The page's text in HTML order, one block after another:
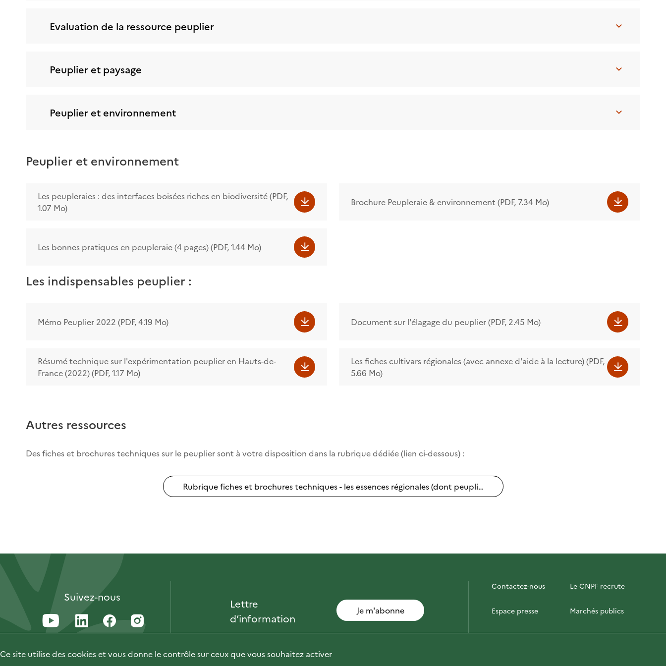
Evaluation de la ressource peuplier
Peuplier et paysage
Peuplier et environnement
Peuplier et environnement
Les peupleraies : des interfaces boisées riches en biodiversité (PDF,
1.07 Mo)
Brochure Peupleraie & environnement (PDF, 7.34 Mo)
Les bonnes pratiques en peupleraie (4 pages) (PDF, 1.44 Mo)
Les indispensables peuplier :
Mémo Peuplier 2022 (PDF, 4.19 Mo) Document sur l'élagage du peuplier (PDF, 2.45 Mo)
Résumé technique sur l'expérimentation peuplier en Hauts-de-
France (2022) (PDF, 1.17 Mo)
Les fiches cultivars régionales (avec annexe d'aide à la lecture) (PDF,
5.66 Mo)
Autres ressources
Des fiches et brochures techniques sur le peuplier sont à votre disposition dans la rubrique dédiée (lien ci-dessous) :
Rubrique fiches et brochures techniques - les essences régionales (dont peupli…
Suivez-nous
Lettre
d’information
Je m'abonne
Contactez-nous Le CNPF recrute
Espace presse Marchés publics
Photofor Briefly in English
Ce site utilise des cookies et vous donne le contrôle sur ceux que vous souhaitez activer